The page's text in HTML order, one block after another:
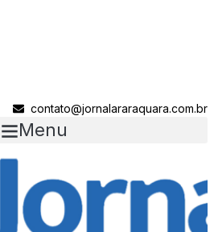
contato@jornalararaquara.com.br
Menu